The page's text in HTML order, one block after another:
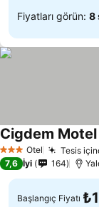
Fiyatları görün: 8
3 YıldızOtel Tesis
Cigdem
7,6 İyi 164
Başlangıç Fiyatı